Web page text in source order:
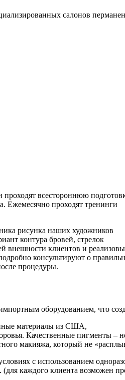
салонов
всестороннюю
Ежемесячно проходят тренинги
рисунка наших художников
контура бровей, стрелок
внешности клиентов и
консультируют о
процедуры.
оборудованием, что
материалы из США,
Качественные пигменты –
макияжа, который не
с использованием
каждого клиента возможен